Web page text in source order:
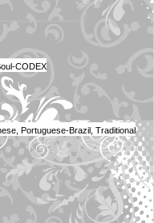
CODEX
Portuguese-Brazil, Traditional